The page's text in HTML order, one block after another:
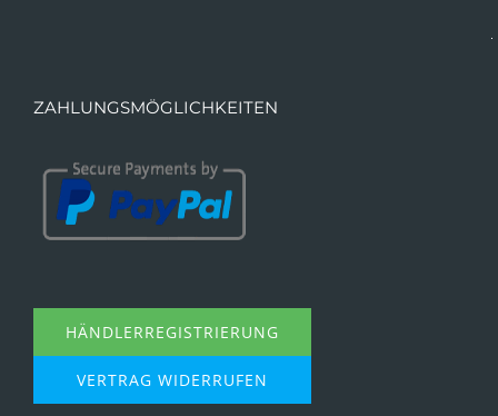
ZAHLUNGSMÖGLICHKEITEN
HÄNDLERREGISTRIERUNG
VERTRAG WIDERRUFEN